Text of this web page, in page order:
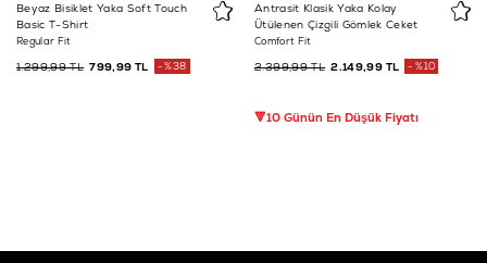
Beyaz Bisiklet Yaka Soft Touch
Basic T-Shirt
Regular Fit
799,99 TL
1.299,99 TL %38
Antrasit Klasik Yaka Kolay
Ütülenen Çizgili Gömlek Ceket
Comfort Fit
2.149,99 TL
2.399,99 TL %10
🔻10 Günün En Düşük Fiyatı